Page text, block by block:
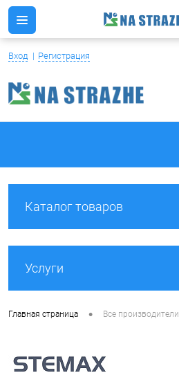
Вход Регистрация
Каталог товаров
Услуги
Главная страница • Все производители